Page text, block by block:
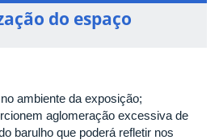
do espaço
ambiente da exposição;
aglomeração excessiva de
barulho que poderá refletir nos